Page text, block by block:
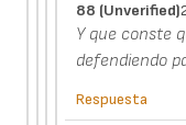
88 (unverified)
Y que conste
defendiendo
Respuesta